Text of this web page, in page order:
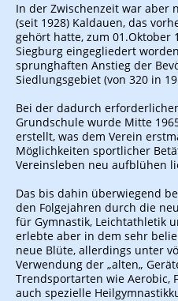
In der Zwischenzeit war aber
(seit 1928) Kaldauen, das
gehört hatte, zum 01.Oktober
Siegburg eingegliedert
sprunghaften Anstieg der
Siedlungsgebiet (von 320 in
Bei der dadurch
Grundschule wurde Mitte
erstellt, was dem Verein
Möglichkeiten sportlicher
Vereinsleben neu aufblühen
Das bis dahin überwiegend
den Folgejahren durch die
für Gymnastik, Leichtathletik
erlebte aber in dem sehr
neue Blüte, allerdings unter
Verwendung der „alten„
Trendsportarten wie Aerobic,
auch spezielle